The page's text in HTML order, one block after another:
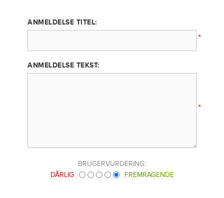
ANMELDELSE TITEL:
*
ANMELDELSE TEKST:
*
BRUGERVURDERING:
DÅRLIG
FREMRAGENDE